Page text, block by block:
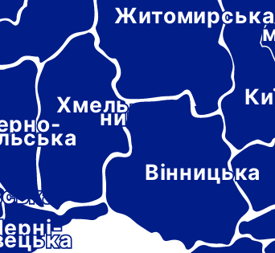
Хмель-
ницька
Вінницька
Житомирська